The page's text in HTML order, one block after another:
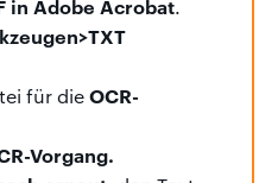
in Adobe Acrobat.
für dieOCR-
Vorgang.